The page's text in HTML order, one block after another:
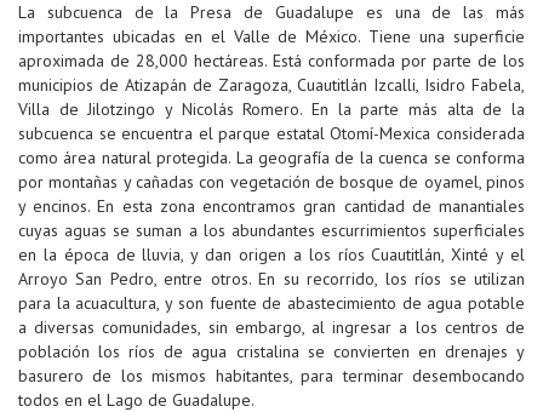
La subcuenca de la Presa de Guadalupe es una de las más
importantes ubicadas en el Valle de México. Tiene una superficie
aproximada de 28,000 hectáreas. Está conformada por parte de los
municipios de Atizapán de Zaragoza, Cuautitlán Izcalli, Isidro Fabela,
Villa de Jilotzingo y Nicolás Romero. En la parte más alta de la
subcuenca se encuentra el parque estatal Otomí-Mexica considerada
como área natural protegida. La geografía de la cuenca se conforma
por montañas y cañadas con vegetación de bosque de oyamel, pinos
y encinos. En esta zona encontramos gran cantidad de manantiales
cuyas aguas se suman a los abundantes escurrimientos superficiales
en la época de lluvia, y dan origen a los ríos Cuautitlán, Xinté y el
Arroyo San Pedro, entre otros. En su recorrido, los ríos se utilizan
para la acuacultura, y son fuente de abastecimiento de agua potable
a diversas comunidades, sin embargo, al ingresar a los centros de
población los ríos de agua cristalina se convierten en drenajes y
basurero de los mismos habitantes, para terminar desembocando
todos en el Lago de Guadalupe.